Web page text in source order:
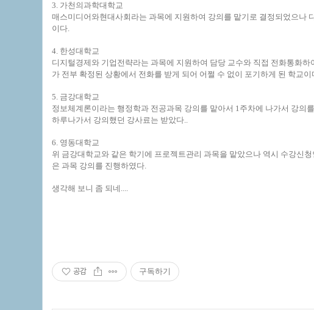
3. 가천의과학대학교
매스미디어와현대사회라는 과목에 지원하여 강의를 맡기로 결정되었으나
이다.
4. 한성대학교
디지털경제와 기업전략라는 과목에 지원하여 담당 교수와 직접 전화통화
가 전부 확정된 상황에서 전화를 받게 되어 어쩔 수 없이 포기하게 된 학교
5. 금강대학교
정보체계론이라는 행정학과 전공과목 강의를 맡아서 1주차에 나가서 강의
하루나가서 강의했던 강사료는 받았다..
6. 영동대학교
위 금강대학교와 같은 학기에 프로젝트관리 과목을 맡았으나 역시 수강신
은 과목 강의를 진행하였다.
생각해 보니 좀 되네....
공감 구독하기